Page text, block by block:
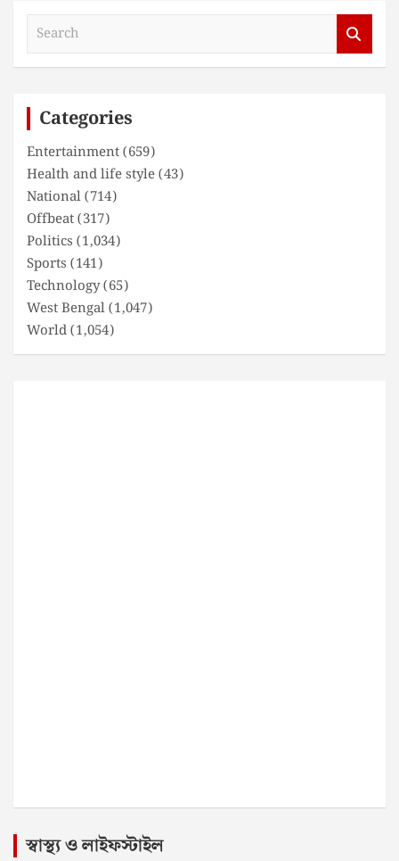
Categories
Entertainment(659)
Health and life style(43)
National(714)
Offbeat(317)
Politics (1,034)
Sports (141)
Technology(65)
West Bengal(1,047)
World(1,054)
স্বাস্থ্য ও লাইফস্টাইল